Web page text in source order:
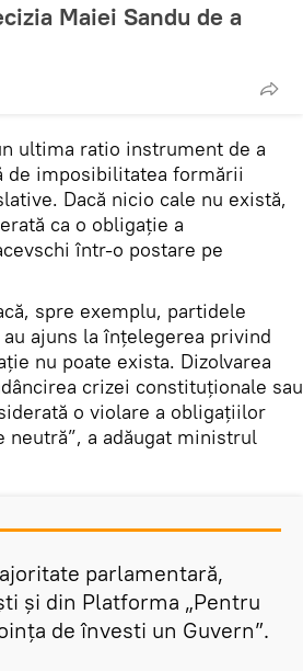
Maiei Sandu de a
ultima ratio instrument de a
de imposibilitatea formării
Dacă nicio cale nu există,
ca o obligație a
într-o postare pe
spre exemplu, partidele
ajuns la înțelegerea privind
nu poate exista. Dizolvarea
crizei constituționale sau
o violare a obligațiilor
a adăugat ministrul
parlamentară,
și din Platforma „Pentru
de învesti un Guvern”.